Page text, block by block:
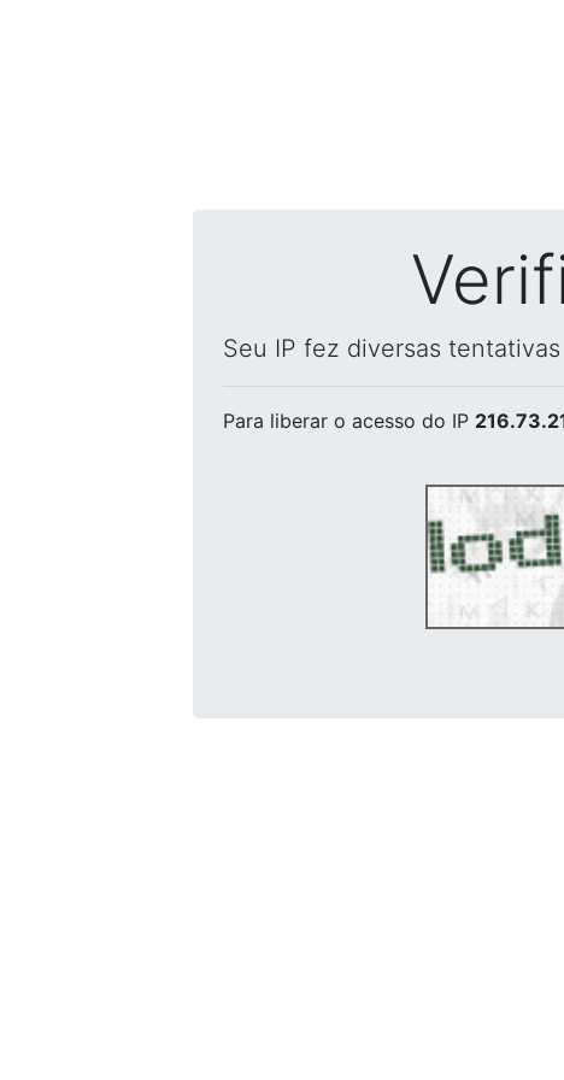
Seu IP fez diversas
Para liberar o acesso do IP